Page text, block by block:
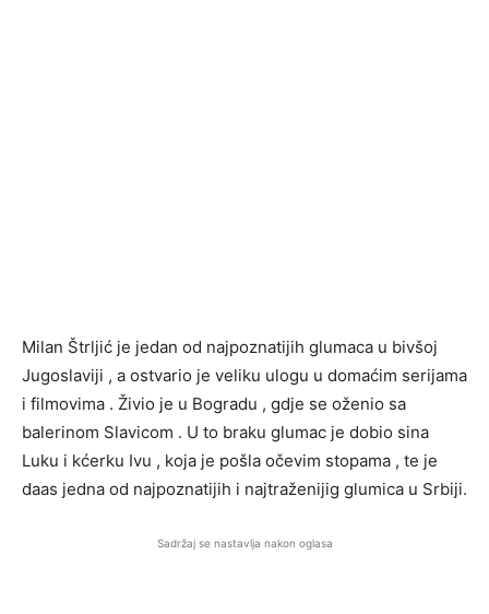
Milan Štrljić je jedan od najpoznatijih glumaca u bivšoj
Jugoslaviji , a ostvario je veliku ulogu u domaćim serijama
i filmovima . Živio je u Bogradu , gdje se oženio sa
balerinom Slavicom . U to braku glumac je dobio sina
Luku i kćerku Ivu , koja je pošla očevim stopama , te je
daas jedna od najpoznatijih i najtraženijig glumica u Srbiji.
Sadržaj se nastavlja nakon oglasa